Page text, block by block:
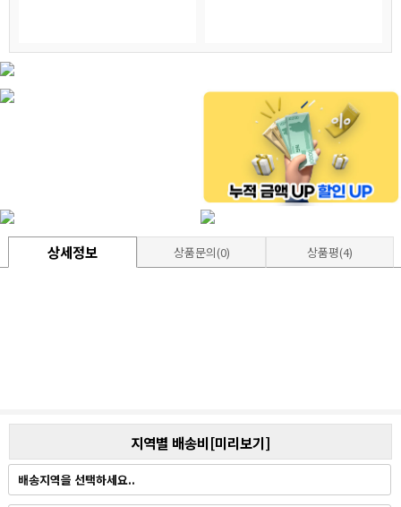
상세정보 상품문의(0) 상품평(4)
지역별 배송비[미리보기]